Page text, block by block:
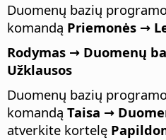
Duomenų bazių
komandą Priemonės →
Rodymas → Duomenų
Užklausos
Duomenų bazių
komandą Taisa →
atverkite kortelę